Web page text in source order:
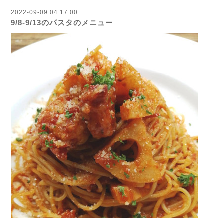
2022-09-09 04:17:00
9/8-9/13のパスタのメニュー